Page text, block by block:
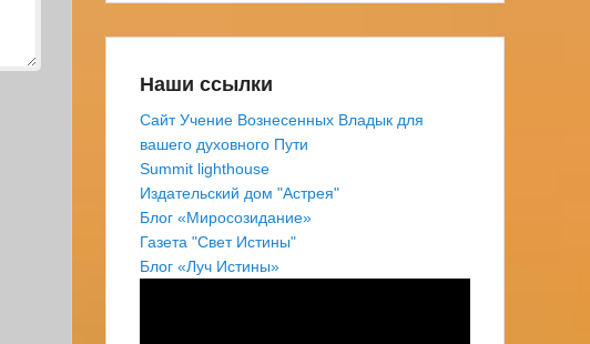
Наши ссылки
Сайт Учение Вознесенных Владык для
вашего духовного Пути
Summit lighthouse
Издательский дом "Астрея"
Блог «Миросозидание»
Газета "Свет Истины"
Блог «Луч Истины»